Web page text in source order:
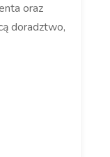
oraz
doradztwo,